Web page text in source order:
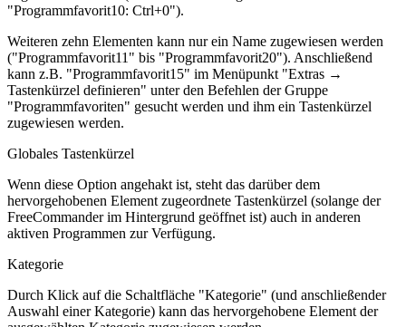
"Programmfavorit10: Ctrl+0").
Weiteren zehn Elementen kann nur ein Name zugewiesen werden
("Programmfavorit11" bis "Programmfavorit20"). Anschließend
kann z.B. "Programmfavorit15" im Menüpunkt "Extras →
Tastenkürzel definieren" unter den Befehlen der Gruppe
"Programmfavoriten" gesucht werden und ihm ein Tastenkürzel
zugewiesen werden.
Globales Tastenkürzel
Wenn diese Option angehakt ist, steht das darüber dem
hervorgehobenen Element zugeordnete Tastenkürzel (solange der
FreeCommander im Hintergrund geöffnet ist) auch in anderen
aktiven Programmen zur Verfügung.
Kategorie
Durch Klick auf die Schaltfläche "Kategorie" (und anschließender
Auswahl einer Kategorie) kann das hervorgehobene Element der